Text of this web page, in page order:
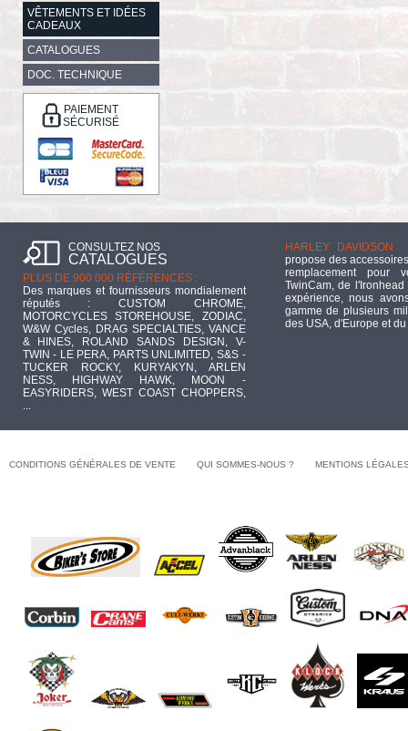
VÊTEMENTS ET IDÉES
CADEAUX
CATALOGUES
DOC. TECHNIQUE
PAIEMENT
SÉCURISÉ
CONSULTEZ NOS
CATALOGUES
PLUS DE 900 000 RÉFÉRENCES :
Des marques et fournisseurs mondialement
réputés : CUSTOM CHROME,
MOTORCYCLES STOREHOUSE, ZODIAC,
W&W Cycles, DRAG SPECIALTIES, VANCE
& HINES, ROLAND SANDS DESIGN, V-
TWIN - LE PERA, PARTS UNLIMITED, S&S -
TUCKER ROCKY, KURYAKYN, ARLEN
NESS, HIGHWAY HAWK, MOON -
EASYRIDERS, WEST COAST CHOPPERS,
...
HARLEY DAVIDSON :
propose des
remplacement pour
TwinCam, de
expérience, nous
gamme de plusieurs
des USA, d'Europe et
CONDITIONS GÉNÉRALES DE VENTE QUI SOMMES-NOUS ? MENTIONS